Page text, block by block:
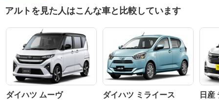
アルトを見た人はこんな車と比較しています
ダイハツ ムーヴ ダイハツ ミライース 日産